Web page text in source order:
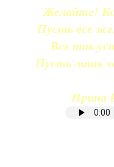
Желайте!
Пусть все
Все так
Пусть лишь
Ирина